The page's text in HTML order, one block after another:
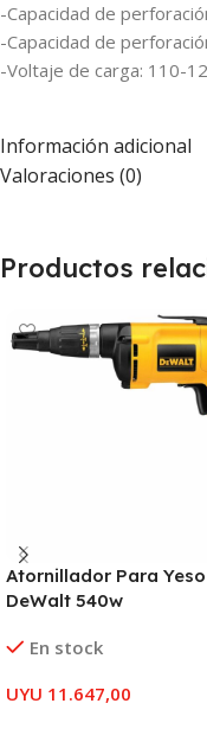
-Capacidad de
-Capacidad de
-Voltaje de carga: 110-
Información adicional
Valoraciones (0)
Productos
Atornillador Para Yeso
DeWalt 540w
En stock
UYU 11.647,00